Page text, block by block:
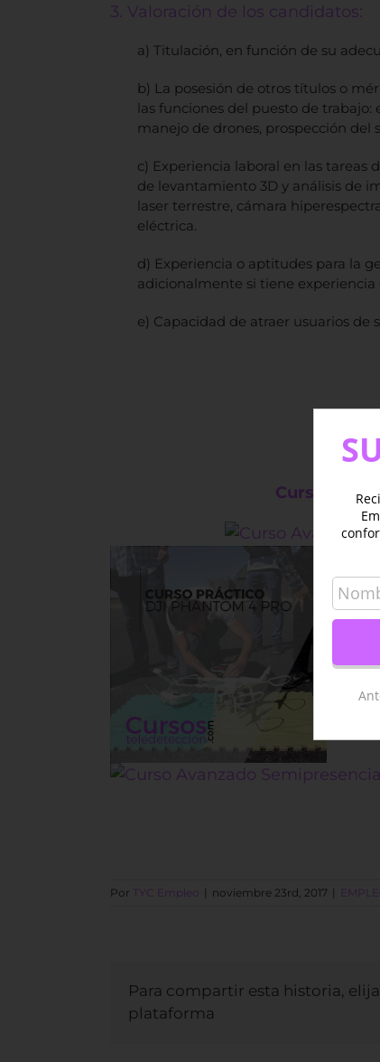
3. Valoración de los candidatos:
a) Titulación, en función de su
b) La posesión de otros títulos o
las funciones del puesto de
manejo de drones, prospección del
c) Experiencia laboral en las tareas
de levantamiento 3D y análisis de
laser terrestre, cámara
eléctrica.
d) Experiencia o aptitudes para la
adicionalmente si tiene experiencia
e) Capacidad de atraer usuarios de
Cursos
Por TYC Empleo | noviembre 23rd, 2017 |
Para compartir esta historia,
plataforma